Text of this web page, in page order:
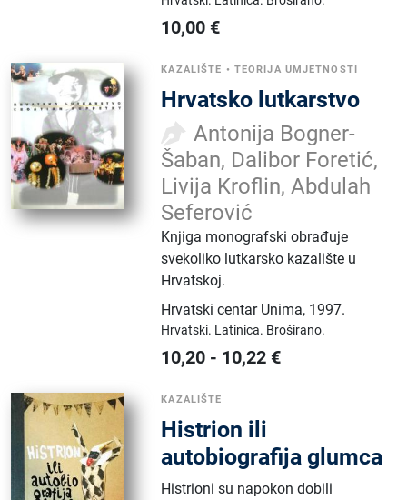
10,00 €
KAZALIŠTE • TEORIJA UMJETNOSTI
Hrvatsko lutkarstvo
Antonija Bogner-
Šaban, Dalibor Foretić,
Livija Kroflin, Abdulah
Seferović
Knjiga monografski obrađuje
svekoliko lutkarsko kazalište u
Hrvatskoj.
Hrvatski centar Unima, 1997.
Hrvatski. Latinica. Broširano.
10,20 - 10,22 €
KAZALIŠTE
Histrion ili
autobiografija glumca
Histrioni su napokon dobili